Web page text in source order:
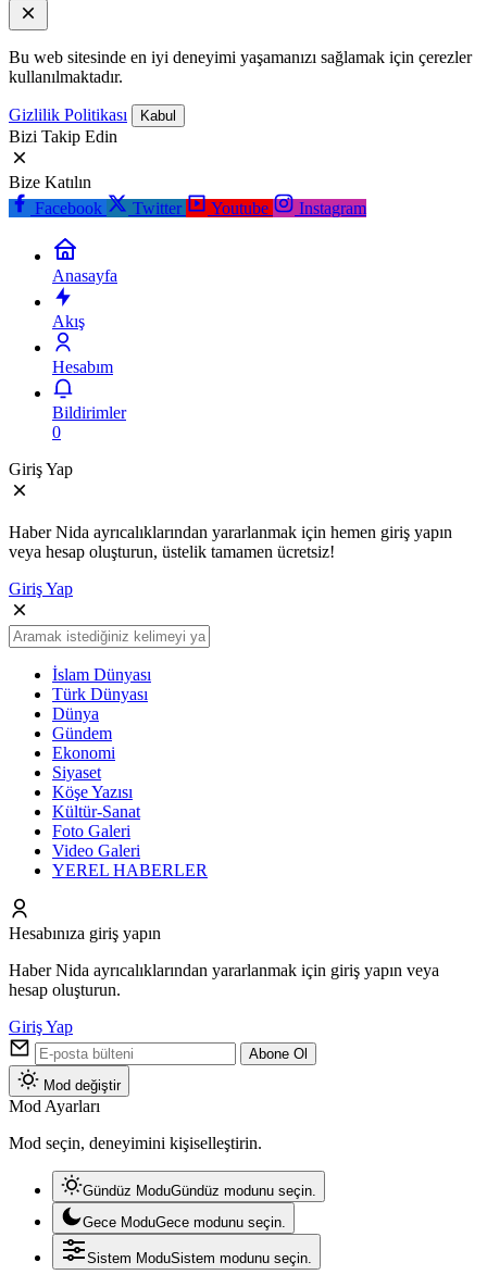
Bu web sitesinde en iyi deneyimi yaşamanızı sağlamak için çerezler
kullanılmaktadır.
Gizlilik Politikası Kabul
Bizi Takip Edin
Bize Katılın
Facebook
Twitter Youtube Instagram
Anasayfa
Akış
Hesabım
Bildirimler
0
Giriş Yap
Haber Nida ayrıcalıklarından yararlanmak için hemen giriş yapın
veya hesap oluşturun, üstelik tamamen ücretsiz!
Giriş Yap
İslam Dünyası
Türk Dünyası
Dünya
Gündem
Ekonomi
Siyaset
Köşe Yazısı
Kültür-Sanat
Foto Galeri
Video Galeri
YEREL HABERLER
Hesabınıza giriş yapın
Haber Nida ayrıcalıklarından yararlanmak için giriş yapın veya
hesap oluşturun.
Giriş Yap
Abone Ol
Mod değiştir
Mod Ayarları
Mod seçin, deneyimini kişiselleştirin.
Gündüz ModuGündüz modunu seçin.
Gece ModuGece modunu seçin.
Sistem ModuSistem modunu seçin.